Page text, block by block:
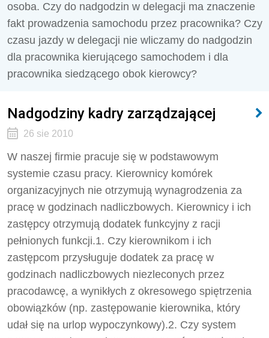
osoba. Czy do nadgodzin w delegacji ma znaczenie
fakt prowadzenia samochodu przez pracownika? Czy
czasu jazdy w delegacji nie wliczamy do nadgodzin
dla pracownika kierującego samochodem i dla
pracownika siedzącego obok kierowcy?
Nadgodziny kadry zarządzającej
26 sie 2010
W naszej firmie pracuje się w podstawowym
systemie czasu pracy. Kierownicy komórek
organizacyjnych nie otrzymują wynagrodzenia za
pracę w godzinach nadliczbowych. Kierownicy i ich
zastępcy otrzymują dodatek funkcyjny z racji
pełnionych funkcji.1. Czy kierownikom i ich
zastępcom przysługuje dodatek za pracę w
godzinach nadliczbowych niezleconych przez
pracodawcę, a wynikłych z okresowego spiętrzenia
obowiązków (np. zastępowanie kierownika, który
udał się na urlop wypoczynkowy).2. Czy system